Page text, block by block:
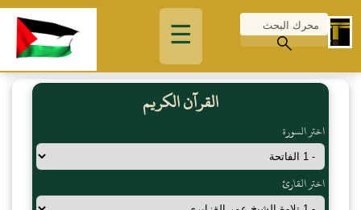
☰
القرآن الكريم
اختر السورة
اختر القارئ